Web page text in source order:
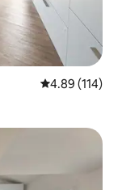
औसत रेटिंग 5 में से
4.89 (114)